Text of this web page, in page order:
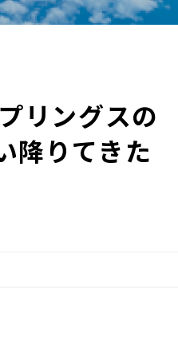
リングスの
降りてきた